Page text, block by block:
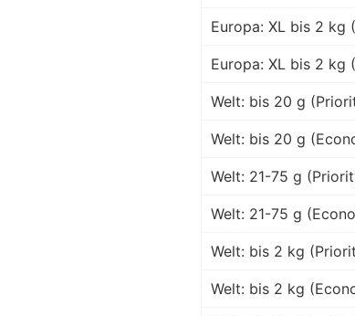
Europa: XL bis 2 kg
Europa: XL bis 2 kg
Welt: bis 20 g
Welt: bis 20 g
Welt: 21-75 g
Welt: 21-75 g
Welt: bis 2 kg
Welt: bis 2 kg